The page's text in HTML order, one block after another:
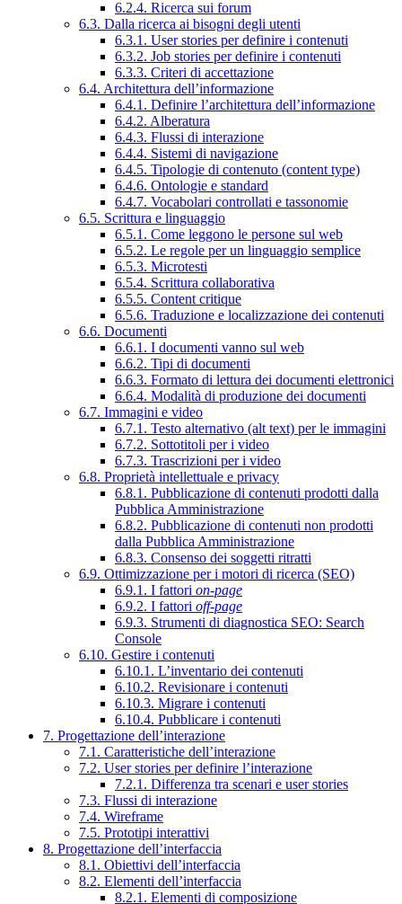
6.2.4. Ricerca sui forum
6.3. Dalla ricerca ai bisogni degli utenti
6.3.1. User stories per definire i contenuti
6.3.2. Job stories per definire i contenuti
6.3.3. Criteri di accettazione
6.4. Architettura dell’informazione
6.4.1. Definire l’architettura dell’informazione
6.4.2. Alberatura
6.4.3. Flussi di interazione
6.4.4. Sistemi di navigazione
6.4.5. Tipologie di contenuto (content type)
6.4.6. Ontologie e standard
6.4.7. Vocabolari controllati e tassonomie
6.5. Scrittura e linguaggio
6.5.1. Come leggono le persone sul web
6.5.2. Le regole per un linguaggio semplice
6.5.3. Microtesti
6.5.4. Scrittura collaborativa
6.5.5. Content critique
6.5.6. Traduzione e localizzazione dei contenuti
6.6. Documenti
6.6.1. I documenti vanno sul web
6.6.2. Tipi di documenti
6.6.3. Formato di lettura dei documenti elettronici
6.6.4. Modalità di produzione dei documenti
6.7. Immagini e video
6.7.1. Testo alternativo (alt text) per le immagini
6.7.2. Sottotitoli per i video
6.7.3. Trascrizioni per i video
6.8. Proprietà intellettuale e privacy
6.8.1. Pubblicazione di contenuti prodotti dalla
Pubblica Amministrazione
6.8.2. Pubblicazione di contenuti non prodotti
dalla Pubblica Amministrazione
6.8.3. Consenso dei soggetti ritratti
6.9. Ottimizzazione per i motori di ricerca (SEO)
6.9.1. I fattori on-page
6.9.2. I fattori off-page
6.9.3. Strumenti di diagnostica SEO: Search
Console
6.10. Gestire i contenuti
6.10.1. L’inventario dei contenuti
6.10.2. Revisionare i contenuti
6.10.3. Migrare i contenuti
6.10.4. Pubblicare i contenuti
7. Progettazione dell’interazione
7.1. Caratteristiche dell’interazione
7.2. User stories per definire l’interazione
7.2.1. Differenza tra scenari e user stories
7.3. Flussi di interazione
7.4. Wireframe
7.5. Prototipi interattivi
8. Progettazione dell’interfaccia
8.1. Obiettivi dell’interfaccia
8.2. Elementi dell’interfaccia
8.2.1. Elementi di composizione